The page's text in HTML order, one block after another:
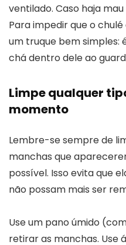
ventilado. Caso haja
Para impedir que o
um truque bem simples:
chá dentro dele ao
Limpe qualquer
momento
Lembre-se sempre de
manchas que
possível. Isso evita que
não possam mais ser
Use um pano úmido
retirar as manchas. Use